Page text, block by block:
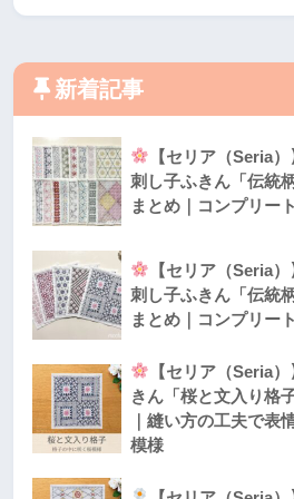
新着記事
【セリア（Seria
刺し子ふきん「伝統
まとめ｜コンプリー
【セリア（Seria
刺し子ふきん「伝統
まとめ｜コンプリー
【セリア（Seria
きん「桜と文入り格
｜縫い方の工夫で表
模様